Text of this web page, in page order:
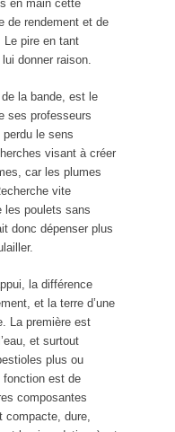
en main cette
de rendement et de
Le pire en tant
lui donner raison.
la bande, est le
ses professeurs
le sens
visant à créer
car les plumes
vite
les poulets sans
donc dépenser plus
la différence
et la terre d’une
La première est
et surtout
plus ou
fonction est de
composantes
compacte, dure,